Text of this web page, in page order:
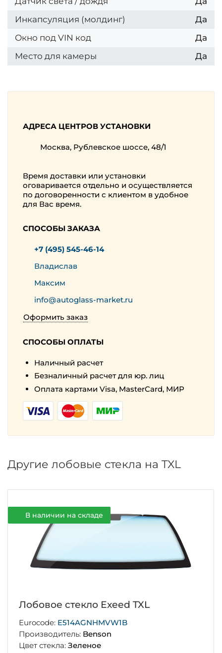
Инкапсуляция (молдинг)
Да
Окно под VIN код
Да
Место для камеры
Да
АДРЕСА ЦЕНТРОВ УСТАНОВКИ
Москва, Рублевское шоссе, 48/1
Время доставки или установки
оговаривается отдельно и осуществляется
по договоренности с клиентом в удобное
для Вас время.
СПОСОБЫ ЗАКАЗА
+7 (495) 545-46-14
Владислав
Максим
info@autoglass-market.ru
Оформить заказ
СПОСОБЫ ОПЛАТЫ
Наличный расчет
Безналичный расчет для юр. лиц
Оплата картами Visa, MasterCard, МИР
Другие лобовые стекла на TXL
В наличии на складе
Лобовое стекло Exeed TXL
Eurocode: E514AGNHMVW1B
Производитель: Benson
Цвет стекла:Зеленое